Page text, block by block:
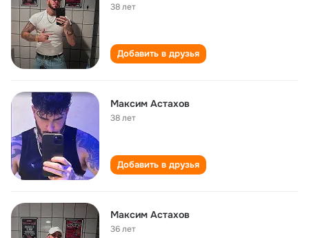
38 лет
Добавить в друзья
Максим Астахов
38 лет
Добавить в друзья
Максим Астахов
36 лет